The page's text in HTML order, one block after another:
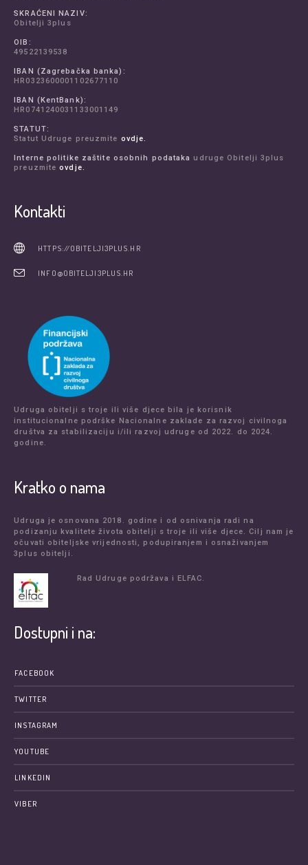
SKRAĆENI NAZIV:
Obitelji 3plus
OIB:
49522139538
IBAN (Zagrebačka banka):
HR0323600001102677110
IBAN (KentBank):
HR0741240031133001149
STATUT:
Statut Udruge preuzmite ovdje.
Interne politike zaštite osobnih podataka udruge Obitelji 3plus
preuzmiteovdje.
Kontakti
HTTPS://OBITELJI3PLUS.HR
INFO@OBITELJI3PLUS.HR
Udruga obitelji s troje ili više djece bila je korisnik
institucionalne podrške Nacionalne zaklade za razvoj civilnoga
društva za stabilizaciju i/ili razvoj udruge od 2022. do 2024.
godine.
Kratko o nama
Udruga je osnovana 2018. godine i od osnivanja radi na
podizanju kvalitete života obitelji s troje ili više djece. Cilj nam je
očuvati obiteljske vrijednosti, podupiranjem i osnaživanjem
3plus obitelji.
Rad Udruge podržava i ELFAC.
Dostupni i na:
FACEBOOK
TWITTER
INSTAGRAM
YOUTUBE
LINKEDIN
VIBER